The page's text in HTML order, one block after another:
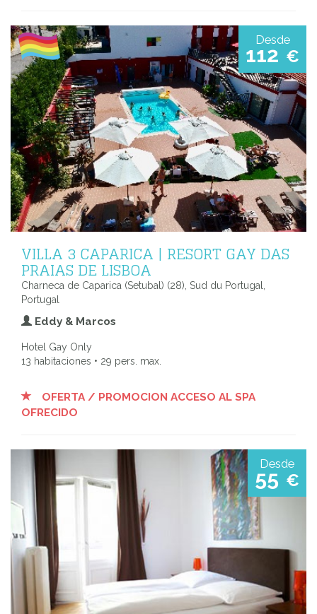
Desde
112 €
VILLA 3 CAPARICA | RESORT GAY DAS
PRAIAS DE LISBOA
Charneca de Caparica (Setubal) (28), Sud du Portugal,
Portugal
Eddy & Marcos
Hotel Gay Only
13 habitaciones • 29 pers. max.
OFERTA / PROMOCION ACCESO AL SPA
OFRECIDO
Desde
55 €